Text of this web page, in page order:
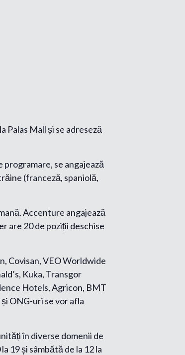
Palas Mall și se adreseză
se angajează
(franceză, spaniolă,
Accenture angajează
are 20 de poziții deschise
Covisan, VEO Worldwide
Kuka, Transgor
Hotels, Agricon, BMT
ONG-uri se vor afla
în diverse domenii de
19 și sâmbătă de la 12 la